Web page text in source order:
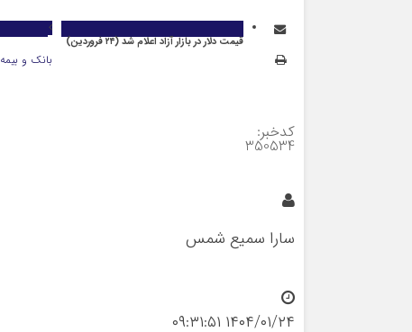
بانک و بیمه
قیمت دلار در بازار آزاد اعلام شد (۲۴ فروردین)
کدخبر:
350534
سارا سمیع شمس
۱۴۰۴/۰۱/۲۴ ۰۹:۳۱:۵۱